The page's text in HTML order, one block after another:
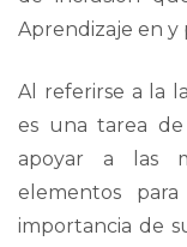
Aprendizaje en y
Al referirse a la
es una tarea
apoyar a las
elementos
importancia de